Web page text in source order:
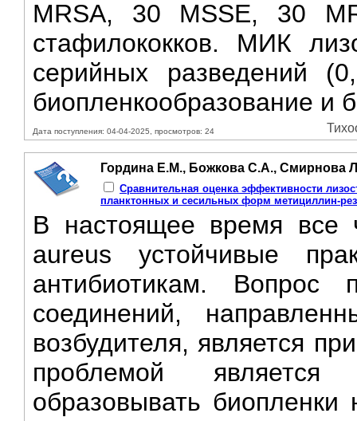
MRSA, 30 MSSE, 30
стафилококков. МИК
серийных разведений
биопленкообразование и
Дата поступления: 04-04-2025, просмотров: 24
Гордина Е.М., Божкова С.А., Смирнова
Сравнительная оценка эффективности
планктонных и сесильных форм метициллин-
В настоящее время все
aureus устойчивые
антибиотикам. Вопрос
соединений,
возбудителя, является
проблемой является
образовывать биопленки